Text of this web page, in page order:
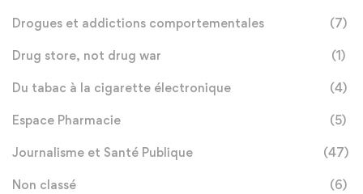
Drogues et addictions comportementales (7)
Drug store, not drug war (1)
Du tabac à la cigarette électronique (4)
Espace Pharmacie (5)
Journalisme et Santé Publique (47)
Non classé (6)